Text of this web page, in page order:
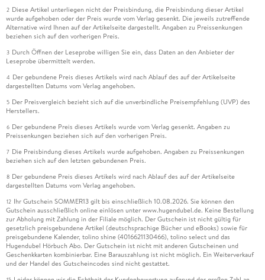
2 Diese Artikel unterliegen nicht der Preisbindung, die Preisbindung dieser Artikel
wurde aufgehoben oder der Preis wurde vom Verlag gesenkt. Die jeweils zutreffende
Alternative wird Ihnen auf der Artikelseite dargestellt. Angaben zu Preissenkungen
beziehen sich auf den vorherigen Preis.
3 Durch Öffnen der Leseprobe willigen Sie ein, dass Daten an den Anbieter der
Leseprobe übermittelt werden.
4 Der gebundene Preis dieses Artikels wird nach Ablauf des auf der Artikelseite
dargestellten Datums vom Verlag angehoben.
5 Der Preisvergleich bezieht sich auf die unverbindliche Preisempfehlung (UVP) des
Herstellers.
6 Der gebundene Preis dieses Artikels wurde vom Verlag gesenkt. Angaben zu
Preissenkungen beziehen sich auf den vorherigen Preis.
7 Die Preisbindung dieses Artikels wurde aufgehoben. Angaben zu Preissenkungen
beziehen sich auf den letzten gebundenen Preis.
8 Der gebundene Preis dieses Artikels wird nach Ablauf des auf der Artikelseite
dargestellten Datums vom Verlag angehoben.
12 Ihr Gutschein SOMMER13 gilt bis einschließlich 10.08.2026. Sie können den
Gutschein ausschließlich online einlösen unter www.hugendubel.de. Keine Bestellung
zur Abholung mit Zahlung in der Filiale möglich. Der Gutschein ist nicht gültig für
gesetzlich preisgebundene Artikel (deutschsprachige Bücher und eBooks) sowie für
preisgebundene Kalender, tolino shine (4016621130466), tolino select und das
Hugendubel Hörbuch Abo. Der Gutschein ist nicht mit anderen Gutscheinen und
Geschenkkarten kombinierbar. Eine Barauszahlung ist nicht möglich. Ein Weiterverkauf
und der Handel des Gutscheincodes sind nicht gestattet.